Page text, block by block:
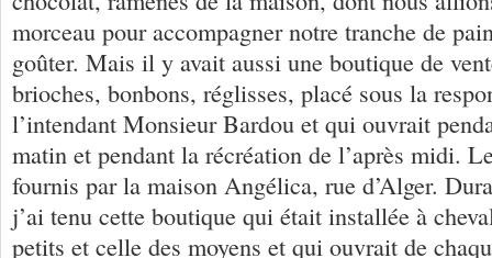
morceau pour accompagner notre tranche de
goûter. Mais il y avait aussi une boutique de
brioches, bonbons, réglisses, placé sous la
l’intendant Monsieur Bardou et qui ouvrait
matin et pendant la récréation de l’après midi.
fournis par la maison Angélica, rue d’Alger.
j’ai tenu cette boutique qui était installée à
petits et celle des moyens et qui ouvrait de